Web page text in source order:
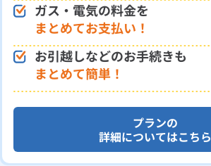
ガス・電気の料金を
まとめてお支払い！
お引越しなどのお手続きも
まとめて簡単！
プランの
詳細についてはこちら